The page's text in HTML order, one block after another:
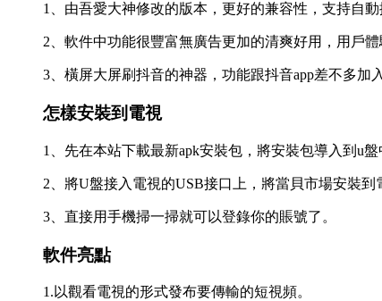
1、由吾愛大神修改的版本，更好的兼容性，支持自動
2、軟件中功能很豐富無廣告更加的清爽好用，用戶體
3、橫屏大屏刷抖音的神器，功能跟抖音app差不多加
怎樣安裝到電視
1、先在本站下載最新apk安裝包，將安裝包導入到u盤
2、將U盤接入電視的USB接口上，將當貝市場安裝到
3、直接用手機掃一掃就可以登錄你的賬號了。
軟件亮點
1.以觀看電視的形式發布要傳輸的短視頻。